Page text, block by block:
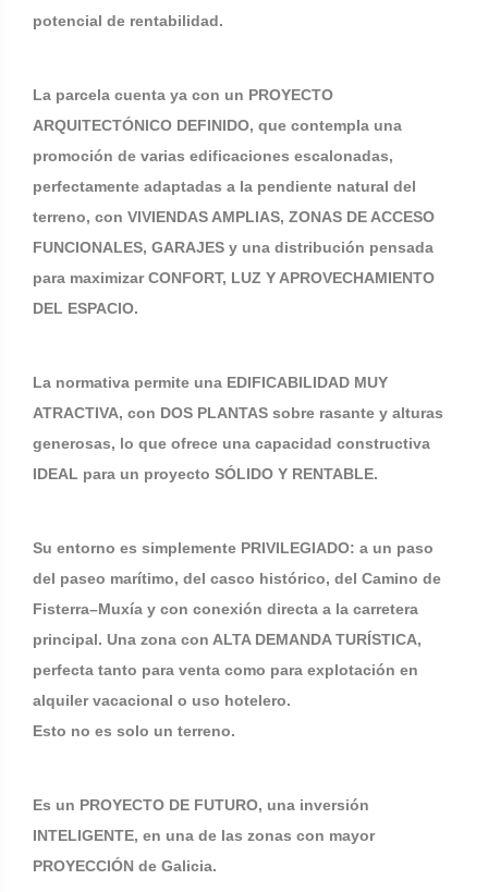
potencial de rentabilidad.
La parcela cuenta ya con un PROYECTO
ARQUITECTÓNICO DEFINIDO, que contempla una
promoción de varias edificaciones escalonadas,
perfectamente adaptadas a la pendiente natural del
terreno, con VIVIENDAS AMPLIAS, ZONAS DE ACCESO
FUNCIONALES, GARAJES y una distribución pensada
para maximizar CONFORT, LUZ Y APROVECHAMIENTO
DEL ESPACIO.
La normativa permite una EDIFICABILIDAD MUY
ATRACTIVA, con DOS PLANTAS sobre rasante y alturas
generosas, lo que ofrece una capacidad constructiva
IDEAL para un proyecto SÓLIDO Y RENTABLE.
Su entorno es simplemente PRIVILEGIADO: a un paso
del paseo marítimo, del casco histórico, del Camino de
Fisterra–Muxía y con conexión directa a la carretera
principal. Una zona con ALTA DEMANDA TURÍSTICA,
perfecta tanto para venta como para explotación en
alquiler vacacional o uso hotelero.
Esto no es solo un terreno.
Es un PROYECTO DE FUTURO, una inversión
INTELIGENTE, en una de las zonas con mayor
PROYECCIÓN de Galicia.